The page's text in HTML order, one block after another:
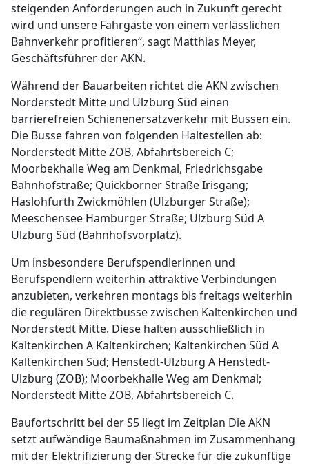
steigenden Anforderungen auch in Zukunft gerecht
wird und unsere Fahrgäste von einem verlässlichen
Bahnverkehr profitieren“, sagt Matthias Meyer,
Geschäftsführer der AKN.
Während der Bauarbeiten richtet die AKN zwischen
Norderstedt Mitte und Ulzburg Süd einen
barrierefreien Schienenersatzverkehr mit Bussen ein.
Die Busse fahren von folgenden Haltestellen ab:
Norderstedt Mitte ZOB, Abfahrtsbereich C;
Moorbekhalle Weg am Denkmal, Friedrichsgabe
Bahnhofstraße; Quickborner Straße Irisgang;
Haslohfurth Zwickmöhlen (Ulzburger Straße);
Meeschensee Hamburger Straße; Ulzburg Süd A
Ulzburg Süd (Bahnhofsvorplatz).
Um insbesondere Berufspendlerinnen und
Berufspendlern weiterhin attraktive Verbindungen
anzubieten, verkehren montags bis freitags weiterhin
die regulären Direktbusse zwischen Kaltenkirchen und
Norderstedt Mitte. Diese halten ausschließlich in
Kaltenkirchen A Kaltenkirchen; Kaltenkirchen Süd A
Kaltenkirchen Süd; Henstedt-Ulzburg A Henstedt-
Ulzburg (ZOB); Moorbekhalle Weg am Denkmal;
Norderstedt Mitte ZOB, Abfahrtsbereich C.
Baufortschritt bei der S5 liegt im Zeitplan Die AKN
setzt aufwändige Baumaßnahmen im Zusammenhang
mit der Elektrifizierung der Strecke für die zukünftige